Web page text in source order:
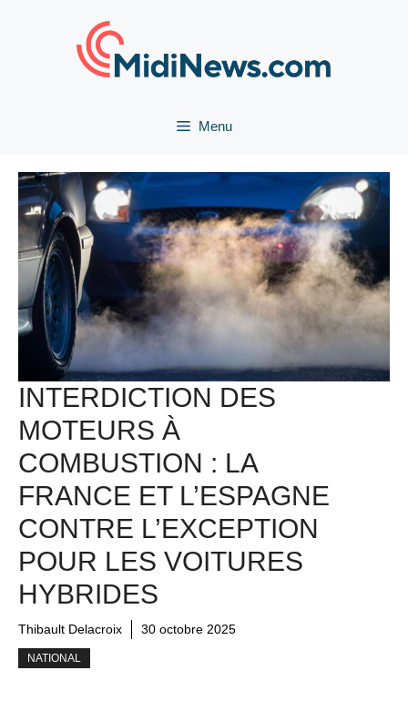
Menu
INTERDICTION DES
MOTEURS À
COMBUSTION : LA
FRANCE ET L’ESPAGNE
CONTRE L’EXCEPTION
POUR LES VOITURES
HYBRIDES
Thibault Delacroix 30 octobre 2025
NATIONAL